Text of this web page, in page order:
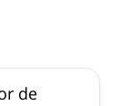
de